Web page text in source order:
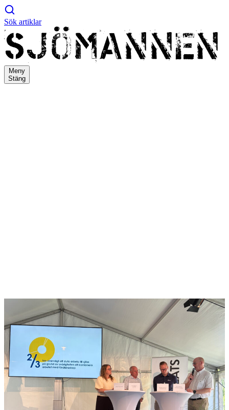
Sök artiklar
Meny
Stäng